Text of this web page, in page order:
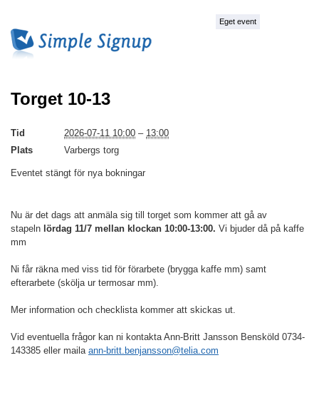
Eget event
Torget 10-13
Tid 2026-07-11 10:00 – 13:00
Plats
Varbergs torg
Eventet stängt för nya bokningar
Nu är det dags att anmäla sig till torget som kommer att gå av
stapeln lördag 11/7 mellan klockan 10:00-13:00. Vi bjuder då på kaffe
mm
Ni får räkna med viss tid för förarbete (brygga kaffe mm) samt
efterarbete (skölja ur termosar mm).
Mer information och checklista kommer att skickas ut.
Vid eventuella frågor kan ni kontakta Ann-Britt Jansson Bensköld 0734-
143385 eller maila ann-britt.benjansson@telia.com